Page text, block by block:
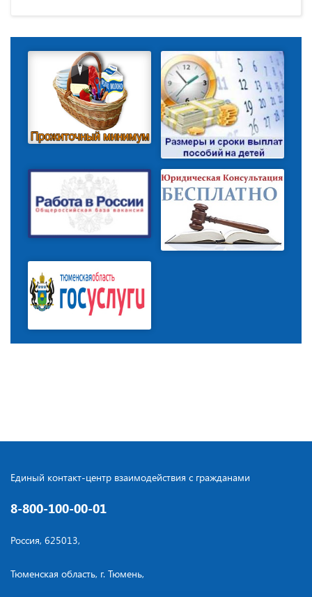
Единый контакт-центр взаимодействия с гражданами
8-800-100-00-01
Россия, 625013,
Тюменская область, г. Тюмень,